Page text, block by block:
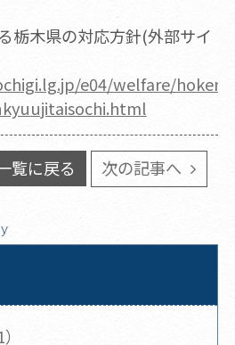
栃木県の対応方針(外部サイ
e04/welfare/hoken-
覧に戻る 次の記事へ